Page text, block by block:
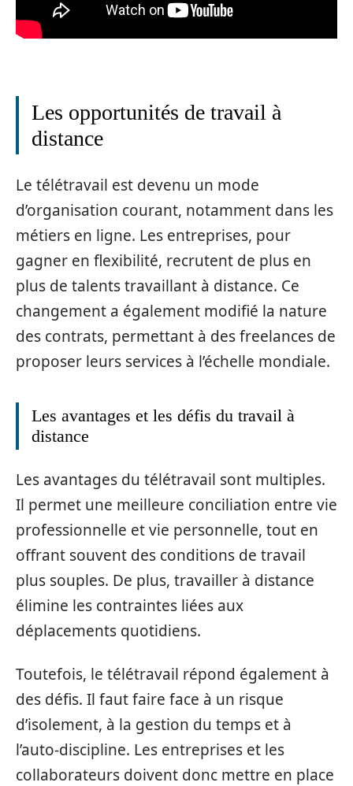
Les opportunités de travail à
distance
Le télétravail est devenu un mode
d’organisation courant, notamment dans les
métiers en ligne. Les entreprises, pour
gagner en flexibilité, recrutent de plus en
plus de talents travaillant à distance. Ce
changement a également modifié la nature
des contrats, permettant à des freelances de
proposer leurs services à l’échelle mondiale.
Les avantages et les défis du travail à
distance
Les avantages du télétravail sont multiples.
Il permet une meilleure conciliation entre vie
professionnelle et vie personnelle, tout en
offrant souvent des conditions de travail
plus souples. De plus, travailler à distance
élimine les contraintes liées aux
déplacements quotidiens.
Toutefois, le télétravail répond également à
des défis. Il faut faire face à un risque
d’isolement, à la gestion du temps et à
l’auto-discipline. Les entreprises et les
collaborateurs doivent donc mettre en place